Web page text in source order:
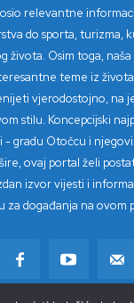
relevantne
do sporta, turizma,
života. Osim toga,
teme iz
vjerodostojno, na
stilu. Koncepcijski
- gradu Otočcu i
ovaj portal želi
izvor vijesti i
za događanja na ovom